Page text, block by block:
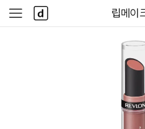
다나와
립메이
사
이
다
나
와